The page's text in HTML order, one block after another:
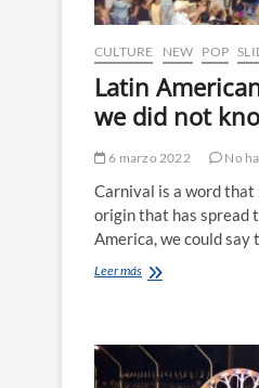
CULTURE NEW POP
Latin
we did not
6 marzo 2022 No
Carnival is a word
origin that has spread
America, we could say
Leer másLatin
perhaps
we